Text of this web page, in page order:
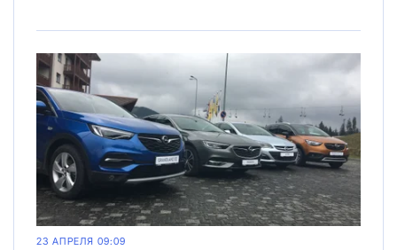
23 АПРЕЛЯ 09:09